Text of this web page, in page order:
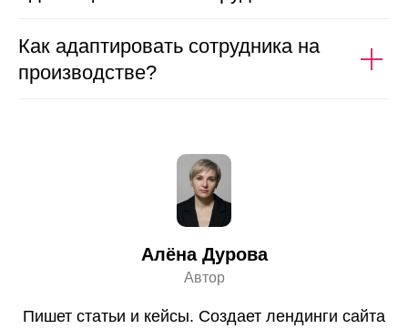
Как адаптировать сотрудника на
производстве?
Алёна Дурова
Автор
Пишет статьи и кейсы. Создает лендинги сайта